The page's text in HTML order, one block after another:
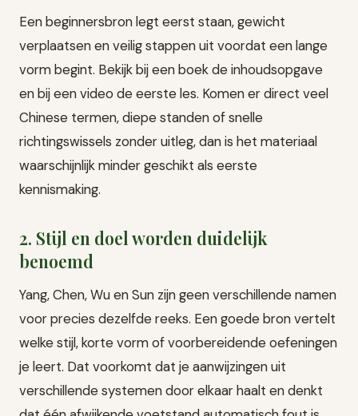
Een beginnersbron legt eerst staan, gewicht
verplaatsen en veilig stappen uit voordat een lange
vorm begint. Bekijk bij een boek de inhoudsopgave
en bij een video de eerste les. Komen er direct veel
Chinese termen, diepe standen of snelle
richtingswissels zonder uitleg, dan is het materiaal
waarschijnlijk minder geschikt als eerste
kennismaking.
2. Stijl en doel worden duidelijk
benoemd
Yang, Chen, Wu en Sun zijn geen verschillende namen
voor precies dezelfde reeks. Een goede bron vertelt
welke stijl, korte vorm of voorbereidende oefeningen
je leert. Dat voorkomt dat je aanwijzingen uit
verschillende systemen door elkaar haalt en denkt